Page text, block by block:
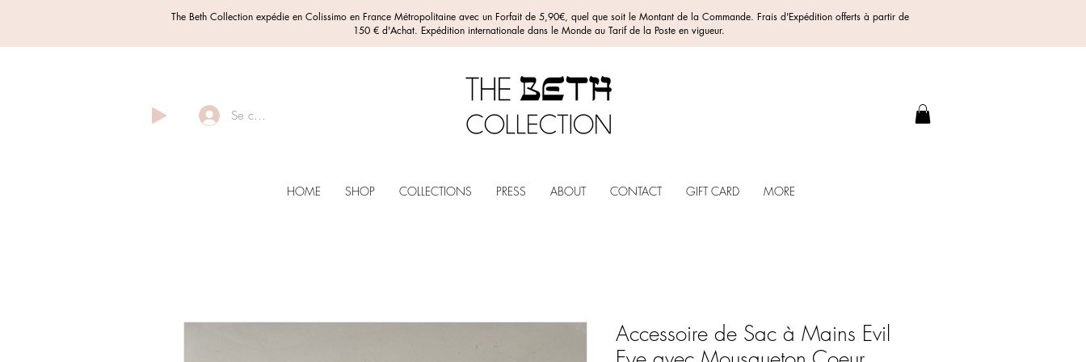
The Beth Collection expédie en Colissimo en France Métropolitaine avec un Forfait de 5,90€, quel que soit le Montant de la Commande. Frais d'Expédition offerts à partir de
150 € d'Achat. Expédition internationale dans le Monde au Tarif de la Poste en vigueur.
Se connecter
HOME SHOP COLLECTIONS PRESS ABOUT CONTACT GIFT CARD MORE
Accessoire de Sac à Mains Evil